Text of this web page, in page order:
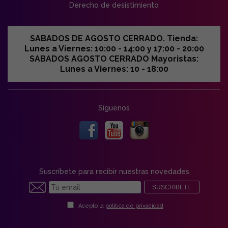
Derecho de desistimiento
SABADOS DE AGOSTO CERRADO. Tienda:
Lunes a Viernes: 10:00 - 14:00 y 17:00 - 20:00
SABADOS AGOSTO CERRADO Mayoristas:
Lunes a Viernes: 10 - 18:00
Síguenos
Suscríbete para recibir nuestras novedades
SUSCRIBETE
Acepto la política de privacidad